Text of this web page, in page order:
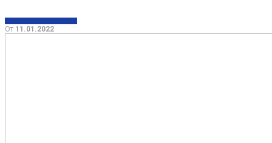
От 11.01.2022